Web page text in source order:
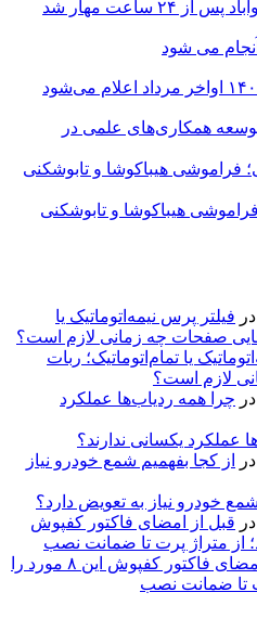
ساعت مهار شد
می شود
توسعه همکاری‌های علمی در
فراموشی هیباکوشا و تابوشکنی
در فیلتر پرس نیمه‌اتوماتیک یا
صفحات چه زمانی لازم است؟
یا تمام‌اتوماتیک؛ ربات
لازم است؟
در چرا همه ردیاب‌ها عملکرد
عملکرد یکسانی ندارند؟
در
از کجا بفهمیم شمع خودرو نیاز
شمع خودرو نیاز به تعویض دارد؟
در قبل از امضای فاکتور کفپوش
قبل از امضای فاکتور کفپوش این ۸ مورد را
تا ضمانت نصب